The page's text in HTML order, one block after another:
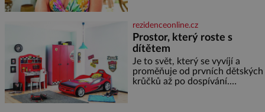
dyž se nám tropy zaryjí pod
kůži, hledáme úlevu v bazénu
nebo pomocí klimatizace. Jenže
ne vždycky můžeme být v jejich
blízkosti. Nemusíte však zoufat.
Pokud budete mít promyšlený
jídelníček, žadné pařáky si na
rezidenceonline.cz
Prostor, který roste s
dítětem
Je to svět, který se vyvíjí a
proměňuje od prvních dětských
krůčků až po dospívání.